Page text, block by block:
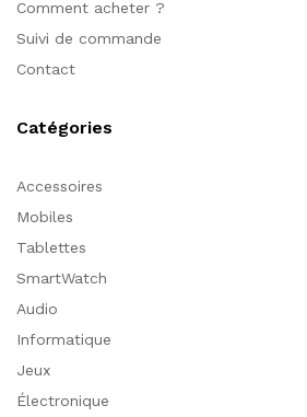
Comment acheter ?
Suivi de commande
Contact
Catégories
Accessoires
Mobiles
Tablettes
SmartWatch
Audio
Informatique
Jeux
Électronique